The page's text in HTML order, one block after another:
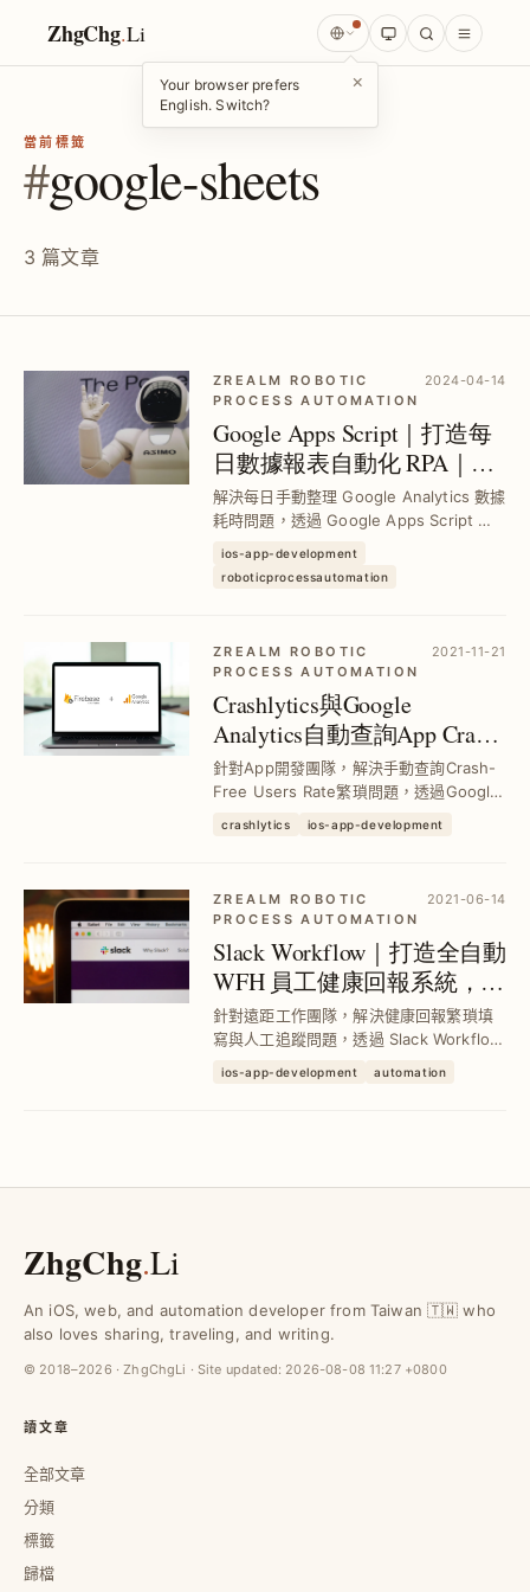
ZhgChg.Li
Your browser prefers
English. Switch?
×
當前標籤
#google-sheets
3 篇文章
ZREALM ROBOTIC
PROCESS AUTOMATION
2024-04-14
Google Apps Script｜打造每
日數據報表自動化 RPA｜快
速串接 Google Analytics 與
Google Sheet
解決每日手動整理 Google Analytics 數據
耗時問題，透過 Google Apps Script 自
數據掌握效率與準確度。
ios-app-development
roboticprocessautomation
ZREALM ROBOTIC
PROCESS AUTOMATION
2021-11-21
Crashlytics與Google
Analytics自動查詢App Crash-
Free Users Rate｜Google
Apps Script整合實作
針對App開發團隊，解決手動查詢Crash-
Free Users Rate繁瑣問題，透過Google
Apps Script，自動將數據填入Google
crashlytics ios-app-development
ZREALM ROBOTIC
PROCESS AUTOMATION
2021-06-14
Slack Workflow｜打造全自動
WFH 員工健康回報系統，結
合 Google Sheets 與 App
Script 提升效率
針對遠距工作團隊，解決健康回報繁瑣填
寫與人工追蹤問題，透過 Slack Workflow
Script，自動比對未填寫名單並傳送提醒，
ios-app-development automation
ZhgChg.Li
An iOS, web, and automation developer from Taiwan 🇹🇼 who
also loves sharing, traveling, and writing.
© 2018–2026 · ZhgChgLi · Site updated: 2026-08-08 11:27 +0800
讀文章
全部文章
分類
標籤
歸檔